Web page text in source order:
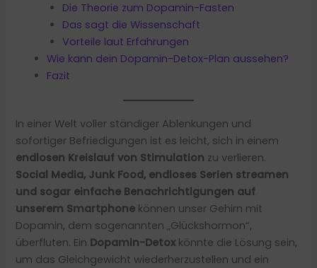
Die Theorie zum Dopamin-Fasten
Das sagt die Wissenschaft
Vorteile laut Erfahrungen
Wie kann dein Dopamin-Detox-Plan aussehen?
Fazit
In einer Welt voller ständiger Ablenkungen und
sofortiger Befriedigungen ist es leicht, sich in einem
endlosen Kreislauf von Stimulation zu verlieren.
Social Media, Junk Food, endloses Serien streamen
und sogar einfache Benachrichtigungen auf
unserem Smartphone können unser Gehirn mit
Dopamin, dem sogenannten „Glückshormon“,
überfluten. Ein Dopamin-Detoxkönnte die Lösung sein,
um das Gleichgewicht wiederherzustellen und ein